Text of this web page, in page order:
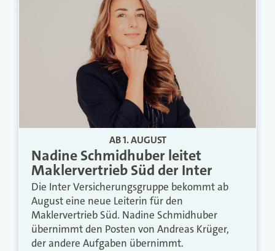
AB 1. AUGUST
Nadine Schmidhuber leitet
Maklervertrieb Süd der Inter
Die Inter Versicherungsgruppe bekommt ab
August eine neue Leiterin für den
Maklervertrieb Süd. Nadine Schmidhuber
übernimmt den Posten von Andreas Krüger,
der andere Aufgaben übernimmt.